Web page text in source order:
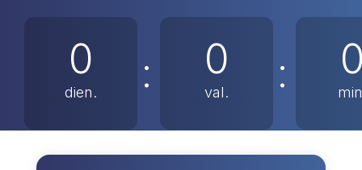
0
dien. : 0
val. :